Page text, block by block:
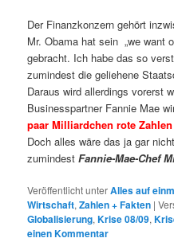
Der Finanzkonzern gehört
Mr. Obama hat sein „we want
gebracht. Ich habe das so
zumindest die geliehene
Daraus wird allerdings vorerst
Businesspartner Fannie Mae
paar Milliardchen rote Zahlen
Doch alles wäre das ja gar
zumindestFannie-Mae-Chef
Veröffentlicht unterAlles auf
Wirtschaft,Zahlen + Fakten |
Globalisierung,Krise 08/09,
einen Kommentar